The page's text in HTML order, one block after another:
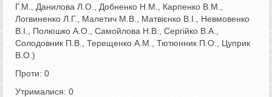
Г.М., Данилова Л.О., Добненко Н.М., Карпенко В.М.,
Логвиненко Л.Г., Малетич М.В., Матвієнко В.І., Невмовенко
В.І., Полюшко А.О., Самойлова Н.В., Сергійко В.А.,
Солодовник П.В., Терещенко А.М., Тютюнник П.О., Цуприк
В.О.)
Проти: 0
Утрималися: 0